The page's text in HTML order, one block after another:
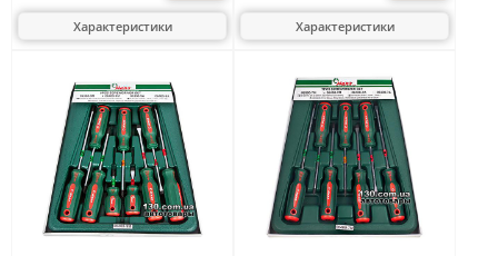
Характеристики Характеристики